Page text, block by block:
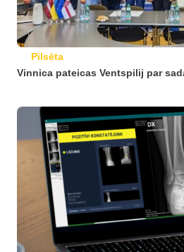
Pilsēta
Vinnica pateicas Ventspilij par